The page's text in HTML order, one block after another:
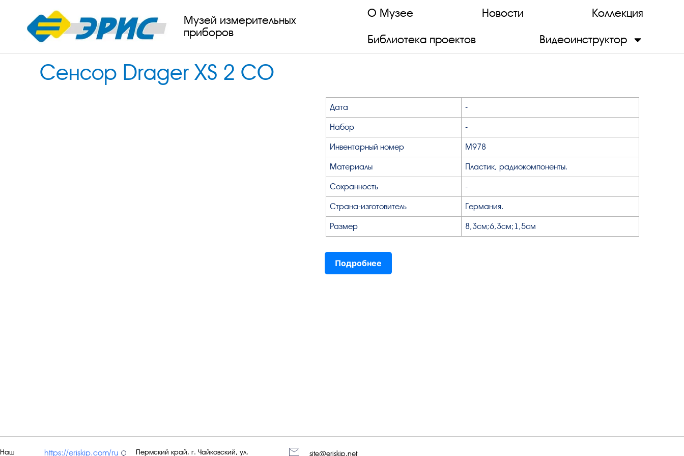
Музей измерительных
приборов
О Музее Новости Коллекция
Библиотека проектов Видеоинструктор
Сенсор Drager XS 2 CO
Дата -
Набор -
Инвентарный номер М978
Материалы Пластик, радиокомпоненты.
Сохранность -
Страна-изготовитель Германия.
Размер 8,3см;6,3см;1,5см
Подробнее
Наш https://eriskip.com/ru Пермский край, г. Чайковский, ул. site@eriskip.net